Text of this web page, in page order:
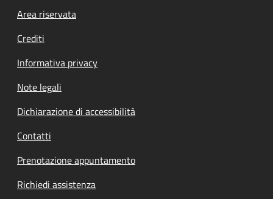
Footer menu
Area riservata
Crediti
Informativa privacy
Note legali
Dichiarazione di accessibilità
Contatti
Prenotazione appuntamento
Richiedi assistenza